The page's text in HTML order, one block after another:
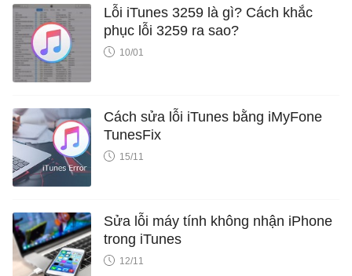
Lỗi iTunes 3259 là gì? Cách khắc
phục lỗi 3259 ra sao?
10/01
Cách sửa lỗi iTunes bằng iMyFone
TunesFix
15/11
Sửa lỗi máy tính không nhận iPhone
trong iTunes
12/11